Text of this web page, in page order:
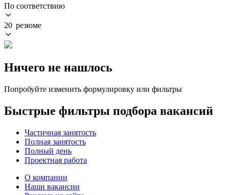
По соответствию
20 резюме
Ничего не нашлось
Попробуйте изменить формулировку или фильтры
Быстрые фильтры подбора вакансий
Частичная занятость
Полная занятость
Полный день
Проектная работа
О компании
Наши вакансии